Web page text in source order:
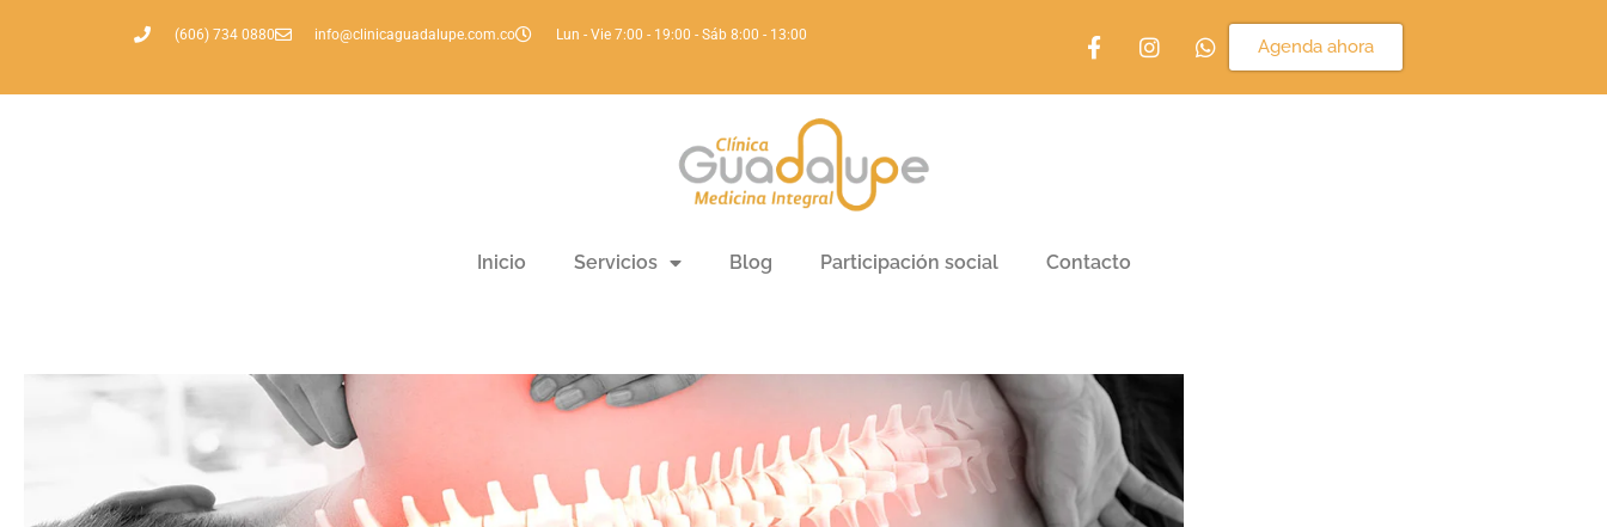
(606) 734 0880 info@clinicaguadalupe.com.co Lun - Vie 7:00 - 19:00 - Sáb 8:00 - 13:00
Agenda ahora
Inicio Servicios Blog Participación social Contacto